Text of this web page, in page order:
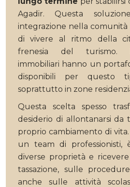
Agadir. Questa
integrazione nella
di vivere al ritmo della
frenesia del turismo.
immobiliari hanno un
disponibili per questo
soprattutto in zone
Questa scelta spesso
desiderio di allontanarsi
proprio cambiamento di
un team di professionisti,
diverse proprietà e
tassazione, sulle
anche sulle attività